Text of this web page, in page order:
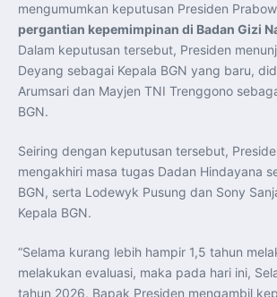
mengumumkan keputusan Presiden
pergantian kepemimpinan di Badan Gizi
Dalam keputusan tersebut, Presiden
Deyang sebagai Kepala BGN yang baru,
Arumsari dan Mayjen TNI Trenggono
BGN.
Seiring dengan keputusan tersebut,
mengakhiri masa tugas Dadan Hindayana
BGN, serta Lodewyk Pusung dan Sony
Kepala BGN.
“Selama kurang lebih hampir 1,5 tahun
melakukan evaluasi, maka pada hari ini,
tahun 2026, Bapak Presiden mengambil